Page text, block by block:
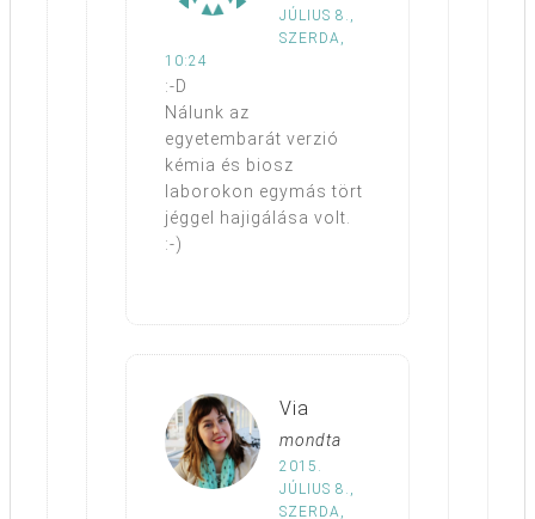
JÚLIUS 8.,
SZERDA,
10:24
:-D
Nálunk az
egyetembarát verzió
kémia és biosz
laborokon egymás tört
jéggel hajigálása volt.
:-)
Via
mondta
2015.
JÚLIUS 8.,
SZERDA,